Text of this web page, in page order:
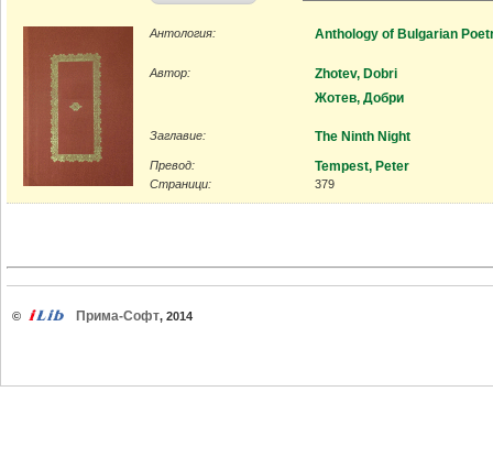
Антология: Anthology of Bulgarian
Автор:
Zhotev, Dobri
Жотев, Добри
Заглавие: The Ninth Night
Превод: Tempest, Peter
Страници: 379
© Прима-Софт, 2014